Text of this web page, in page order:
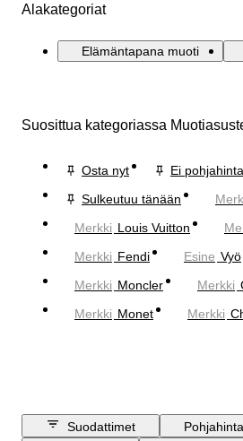
Alakategoriat
Elämäntapana muoti
Suosittua kategoriassa
Osta nyt
Ei
Sulkeutuu tänään
Merkki Louis Vuitton
Merkki Fendi Esine Vyö
Merkki Moncler Merkki
Merkki Monet Merkki
Suodattimet
Pohjahinta